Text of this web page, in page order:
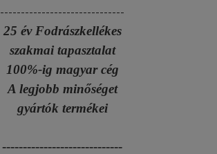
------------------------------
25 év Fodrászkellékes
szakmai tapasztalat
100%-ig magyar cég
A legjobb minőséget
gyártók termékei
-----------------------------